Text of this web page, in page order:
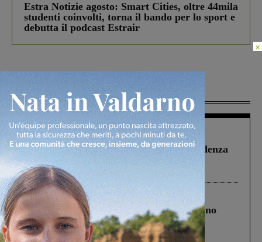
Estra Notizie agosto: Smart Cities, oltre 44mila
studenti coinvolti, torna il bando per lo sport e
debutta il podcast Estrair
Più lette
Figline Incisa Valdarno 1 Agosto 2026
Piscina di Figline finanziata oltre la scadenza
Pnrr, il gruppo di Fratelli d’Italia: “Un
ringraziamento al Governo”
Cronaca 4 Agosto 2026
Un anno fa la strage in A1 in cui morirono
Gianni, Giulia e Franco. Lo schianto, il
processo, lo stop ai sorpassi fra tir....
×